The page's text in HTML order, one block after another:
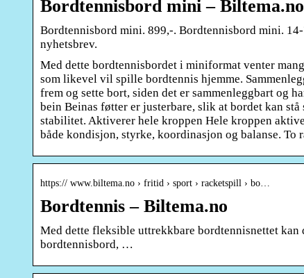
Bordtennisbord mini – Biltema.no
Bordtennisbord mini. 899,-. Bordtennisbord mini.
nyhetsbrev.
Med dette bordtennisbordet i miniformat venter
som likevel vil spille bordtennis hjemme.
frem og sette bort, siden det er sammenleggbart og
bein Beinas føtter er justerbare, slik at bordet kan
stabilitet. Aktiverer hele kroppen Hele kroppen
både kondisjon, styrke, koordinasjon og balanse. To
https:// www.biltema.no › fritid › sport › racketspill › bo…
Bordtennis – Biltema.no
Med dette fleksible uttrekkbare bordtennisnettet
bordtennisbord, …